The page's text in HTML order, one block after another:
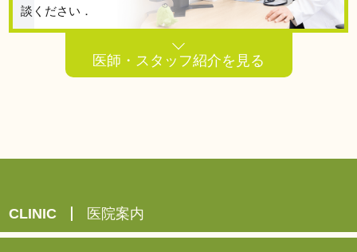
談ください．
医師・スタッフ紹介を見る
CLINIC 医院案内